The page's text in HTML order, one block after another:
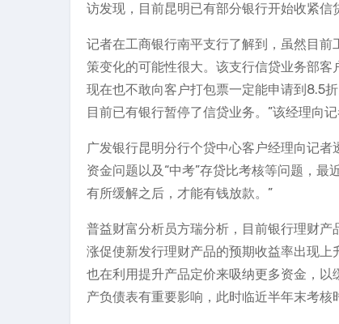
访发现，目前昆明已有部分银行开始收紧信
记者在工商银行南平支行了解到，虽然目
策变化的可能性很大。该支行信贷业务部
现在也不敢向客户打包票一定能申请到8.5
目前已有银行暂停了信贷业务。”该经理向记
广发银行昆明分行个贷中心客户经理向记
资金问题以及“中考”存贷比考核等问题，
有所缓解之后，才能有钱放款。”
普益财富分析员方瑞分析，目前银行理财
涨促使新发行理财产品的预期收益率出现
也在利用提升产品定价来吸纳更多资金，
产负债表有重要影响，此时临近半年末考核